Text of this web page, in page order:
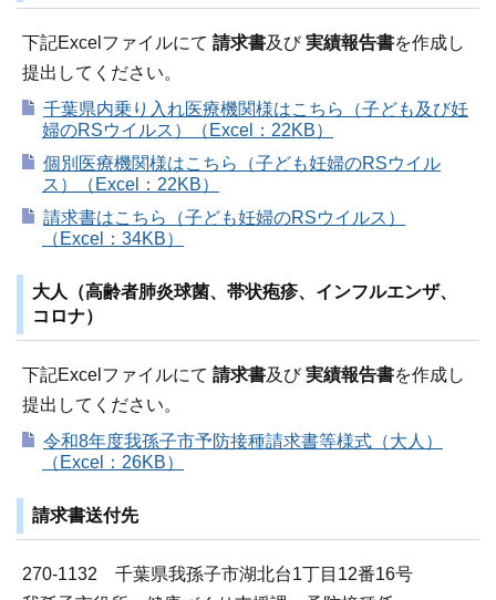
下記Excelファイルにて 請求書及び実績報告書を作成し
提出してください。
千葉県内乗り入れ医療機関様はこちら（子ども及び妊
婦のRSウイルス）（Excel：22KB）
個別医療機関様はこちら（子ども妊婦のRSウイル
ス）（Excel：22KB）
請求書はこちら（子ども妊婦のRSウイルス）
（Excel：34KB）
大人（高齢者肺炎球菌、帯状疱疹、インフルエンザ、
コロナ）
下記Excelファイルにて 請求書及び実績報告書を作成し
提出してください。
令和8年度我孫子市予防接種請求書等様式（大人）
（Excel：26KB）
請求書送付先
270-1132 千葉県我孫子市湖北台1丁目12番16号